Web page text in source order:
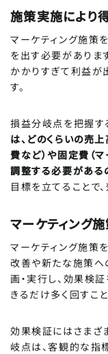
施策実施により
マーケティング施策
を出す必要がありま
かかりすぎて利益が
す。
損益分岐点を把握す
は、どのくらいの売
費など）や固定費（
調整する必要がある
目標を立てることで
マーケティング
マーケティング施策
改善や新たな施策へ
画・実行し、効果検
きるだけ多く回すこ
効果検証にはさまざ
岐点は、客観的な指